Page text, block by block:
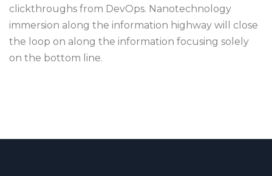
clickthroughs from DevOps. Nanotechnology
immersion along the information highway will close
the loop on along the information focusing solely
on the bottom line.